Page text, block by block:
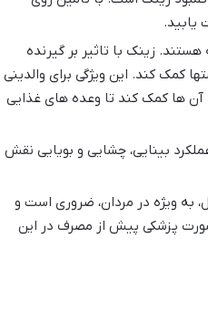
یابید.
زینک با تاثیر بر گیرنده
کمک کند. این ویژگی برای والدینی
آن ها کمک کند تا وعده های غذایی
بینایی، چشایی و بویایی نقش
به ویژه در مردان، ضروری است و
پزشکی پیش از مصرف در این